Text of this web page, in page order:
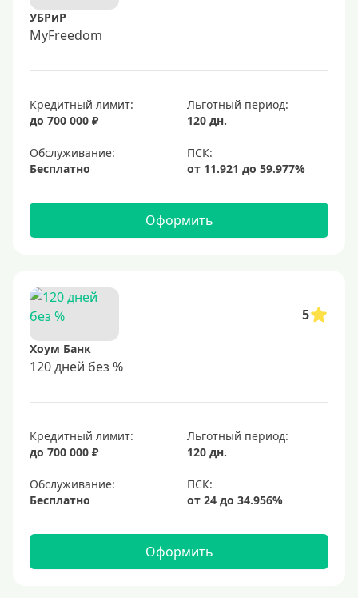
УБРиР
MyFreedom
Кредитный лимит:
до 700 000 ₽
Льготный период:
120 дн.
Обслуживание:
Бесплатно
Оформить
5
Хоум Банк
120 дней без %
Кредитный лимит:
до 700 000 ₽
Льготный период:
120 дн.
Обслуживание:
Бесплатно
Оформить